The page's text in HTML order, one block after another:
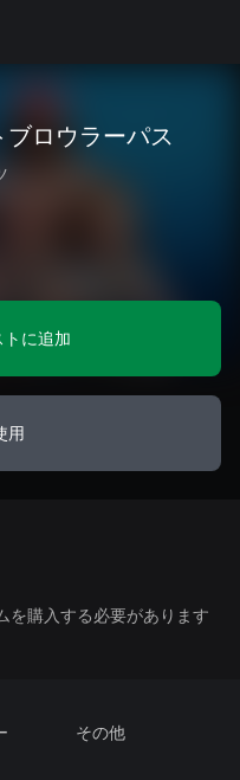
ブロウラーパス
に追加
用
を購入する必要があります
その他